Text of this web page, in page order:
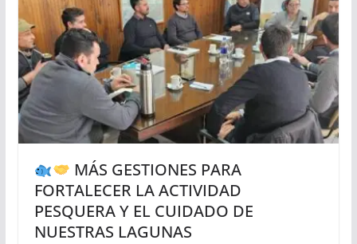
MÁS GESTIONES PARA
FORTALECER LA ACTIVIDAD
PESQUERA Y EL CUIDADO DE
NUESTRAS LAGUNAS